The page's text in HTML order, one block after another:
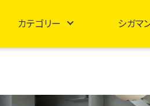
カテゴリー シガマ